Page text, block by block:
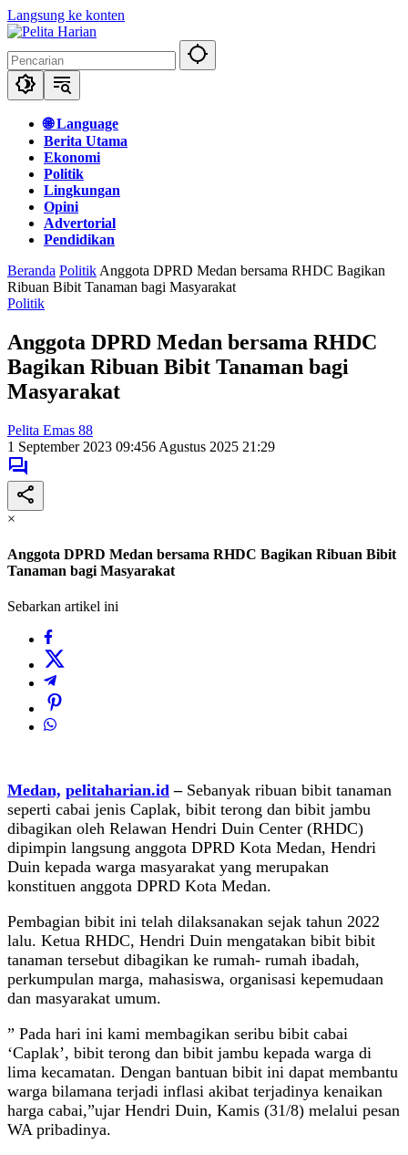
Langsung ke konten
🌐 Language
Berita Utama
Ekonomi
Politik
Lingkungan
Opini
Advertorial
Pendidikan
Beranda Politik Anggota DPRD Medan bersama RHDC Bagikan
Ribuan Bibit Tanaman bagi Masyarakat
Politik
Anggota DPRD Medan bersama RHDC
Bagikan Ribuan Bibit Tanaman bagi
Masyarakat
Pelita Emas 88
1 September 2023 09:456 Agustus 2025 21:29
×
Anggota DPRD Medan bersama RHDC Bagikan Ribuan Bibit
Tanaman bagi Masyarakat
Sebarkan artikel ini
Medan, pelitaharian.id – Sebanyak ribuan bibit tanaman
seperti cabai jenis Caplak, bibit terong dan bibit jambu
dibagikan oleh Relawan Hendri Duin Center (RHDC)
dipimpin langsung anggota DPRD Kota Medan, Hendri
Duin kepada warga masyarakat yang merupakan
konstituen anggota DPRD Kota Medan.
Pembagian bibit ini telah dilaksanakan sejak tahun 2022
lalu. Ketua RHDC, Hendri Duin mengatakan bibit bibit
tanaman tersebut dibagikan ke rumah- rumah ibadah,
perkumpulan marga, mahasiswa, organisasi kepemudaan
dan masyarakat umum.
” Pada hari ini kami membagikan seribu bibit cabai
‘Caplak’, bibit terong dan bibit jambu kepada warga di
lima kecamatan. Dengan bantuan bibit ini dapat membantu
warga bilamana terjadi inflasi akibat terjadinya kenaikan
harga cabai,”ujar Hendri Duin, Kamis (31/8) melalui pesan
WA pribadinya.